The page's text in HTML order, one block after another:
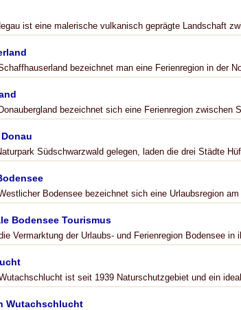
ist eine malerische vulkanisch geprägte Landschaft
bezeichnet man eine Ferienregion in der
bezeichnet sich eine Ferienregion zwischen
Südschwarzwald gelegen, laden die drei Städte
Bodensee bezeichnet sich eine Urlaubsregion
Bodensee Tourismus
Vermarktung der Urlaubs- und Ferienregion Bodensee in
ist seit 1939 Naturschutzgebiet und ein
Wutachschlucht